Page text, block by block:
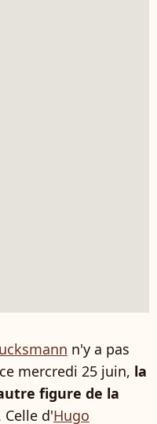
n'y a pas
mercredi 25 juin, la
figure de la
Celle d'Hugo